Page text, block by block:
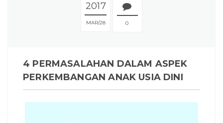
2017
MAR 28 0
4 PERMASALAHAN DALAM ASPEK
PERKEMBANGAN ANAK USIA DINI